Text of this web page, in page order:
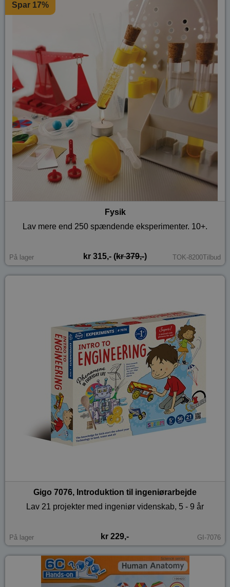
Spar 17%
Fysik
Lav mere end 250 spændende eksperimenter. 10+.
På lager kr 315,- (kr 379,-) TOK-8200Tilbud
Gigo 7076, Introduktion til ingeniørarbejde
Lav 21 projekter med ingeniør videnskab, 5 - 9 år
På lager kr 229,- GI-7076